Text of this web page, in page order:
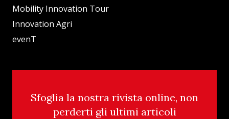
Mobility Innovation Tour
Innovation Agri
evenT
Sfoglia la nostra rivista online, non
perderti gli ultimi articoli